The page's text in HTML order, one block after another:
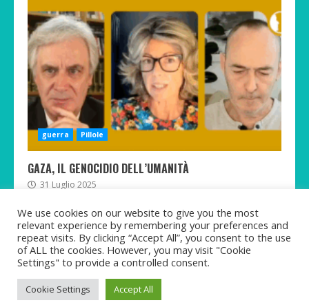
guerra Pillole
GAZA, IL GENOCIDIO DELL’UMANITÀ
31 Luglio 2025
TwitterTelegramFacebookInstagram
RumbleTikTok
Copyright © Martina Pastorelli 2021-2025 All rights
We use cookies on our website to give you the most
relevant experience by remembering your preferences and
repeat visits. By clicking “Accept All”, you consent to the use
of ALL the cookies. However, you may visit "Cookie
Settings" to provide a controlled consent.
Cookie Settings Accept All